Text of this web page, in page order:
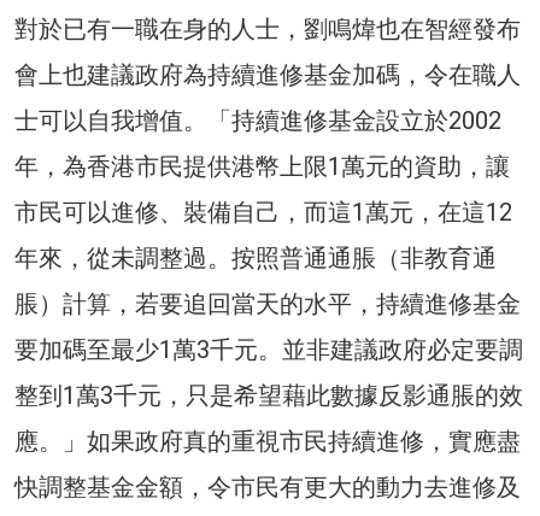
對於已有一職在身的人士，劉鳴煒也在智經發布
會上也建議政府為持續進修基金加碼，令在職人
士可以自我增值。「持續進修基金設立於2002
年，為香港市民提供港幣上限1萬元的資助，讓
市民可以進修、裝備自己，而這1萬元，在這12
年來，從未調整過。按照普通通脹（非教育通
脹）計算，若要追回當天的水平，持續進修基金
要加碼至最少1萬3千元。並非建議政府必定要調
整到1萬3千元，只是希望藉此數據反影通脹的效
應。」如果政府真的重視市民持續進修，實應盡
快調整基金金額，令市民有更大的動力去進修及